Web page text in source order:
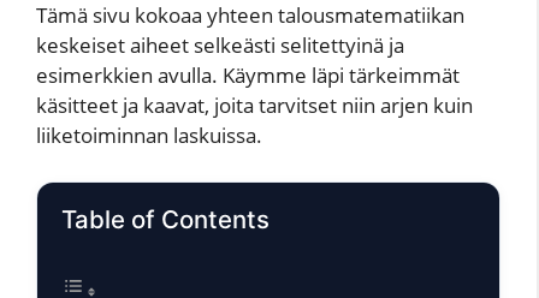
Tämä sivu kokoaa yhteen talousmatematiikan
keskeiset aiheet selkeästi selitettyinä ja
esimerkkien avulla. Käymme läpi tärkeimmät
käsitteet ja kaavat, joita tarvitset niin arjen kuin
liiketoiminnan laskuissa.
Table of Contents